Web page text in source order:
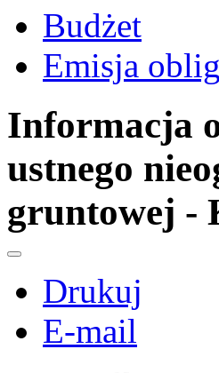
Budżet
Emisja
Informacja
ustnego
gruntowej -
Drukuj
E-mail